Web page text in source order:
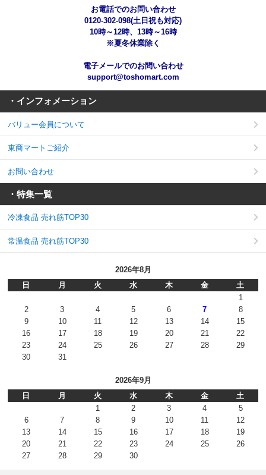
お電話でのお問い合わせ
0120-302-098(土日祝も対応)
10時～12時、13時～16時
※夏冬休業除く
電子メールでのお問い合わせ
support@toshomart.com
・インフォメーション
バリュー会員について
東商マートご紹介
お問い合わせ
・特集一覧
冷凍食品 売れ筋TOP30
常温食品 売れ筋TOP30
2026年8月
日
月 火 水 木 金
土
1
2
3 4 5 6 7
8
9
10 11 12 13 14
15
16
17 18 19 20 21
22
23
24 25 26 27 28
29
30
31
2026年9月
日
月 火 水 木 金
土
1
2 3 4
5
6
7 8 9 10 11
12
13
14 15 16 17 18
19
20
21 22 23 24 25
26
27
28 29 30